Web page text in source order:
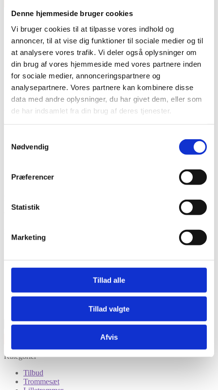
Denne hjemmeside bruger cookies
Vi bruger cookies til at tilpasse vores indhold og
annoncer, til at vise dig funktioner til sociale medier og til
at analysere vores trafik. Vi deler også oplysninger om
din brug af vores hjemmeside med vores partnere inden
for sociale medier, annonceringspartnere og
analysepartnere. Vores partnere kan kombinere disse
data med andre oplysninger, du har givet dem, eller som
de har indsamlet fra din brug af deres tjenester.
Nødvendig
Præferencer
Statistik
Marketing
Tillad alle
Tillad valgte
Afvis
Vare lagt i kurv
Shop videre Til kurv
Modtag nyheder på mail når vi har nye varer eller konkurrencer.
Kategorier
Tilbud
Trommesæt